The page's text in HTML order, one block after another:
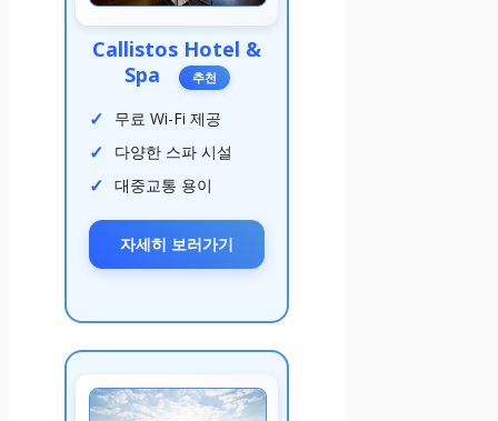
Callistos Hotel &
Spa
추천
무료 Wi-Fi 제공
다양한 스파 시설
대중교통 용이
자세히 보러가기